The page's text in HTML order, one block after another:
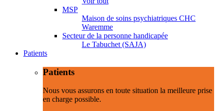
MSP
Maison de soins psychiatriques CHC
Waremme
Secteur de la personne handicapée
Le Tabuchet (SAJA)
Patients
Patients
Nous vous assurons en toute situation la meilleure prise
en charge possible.